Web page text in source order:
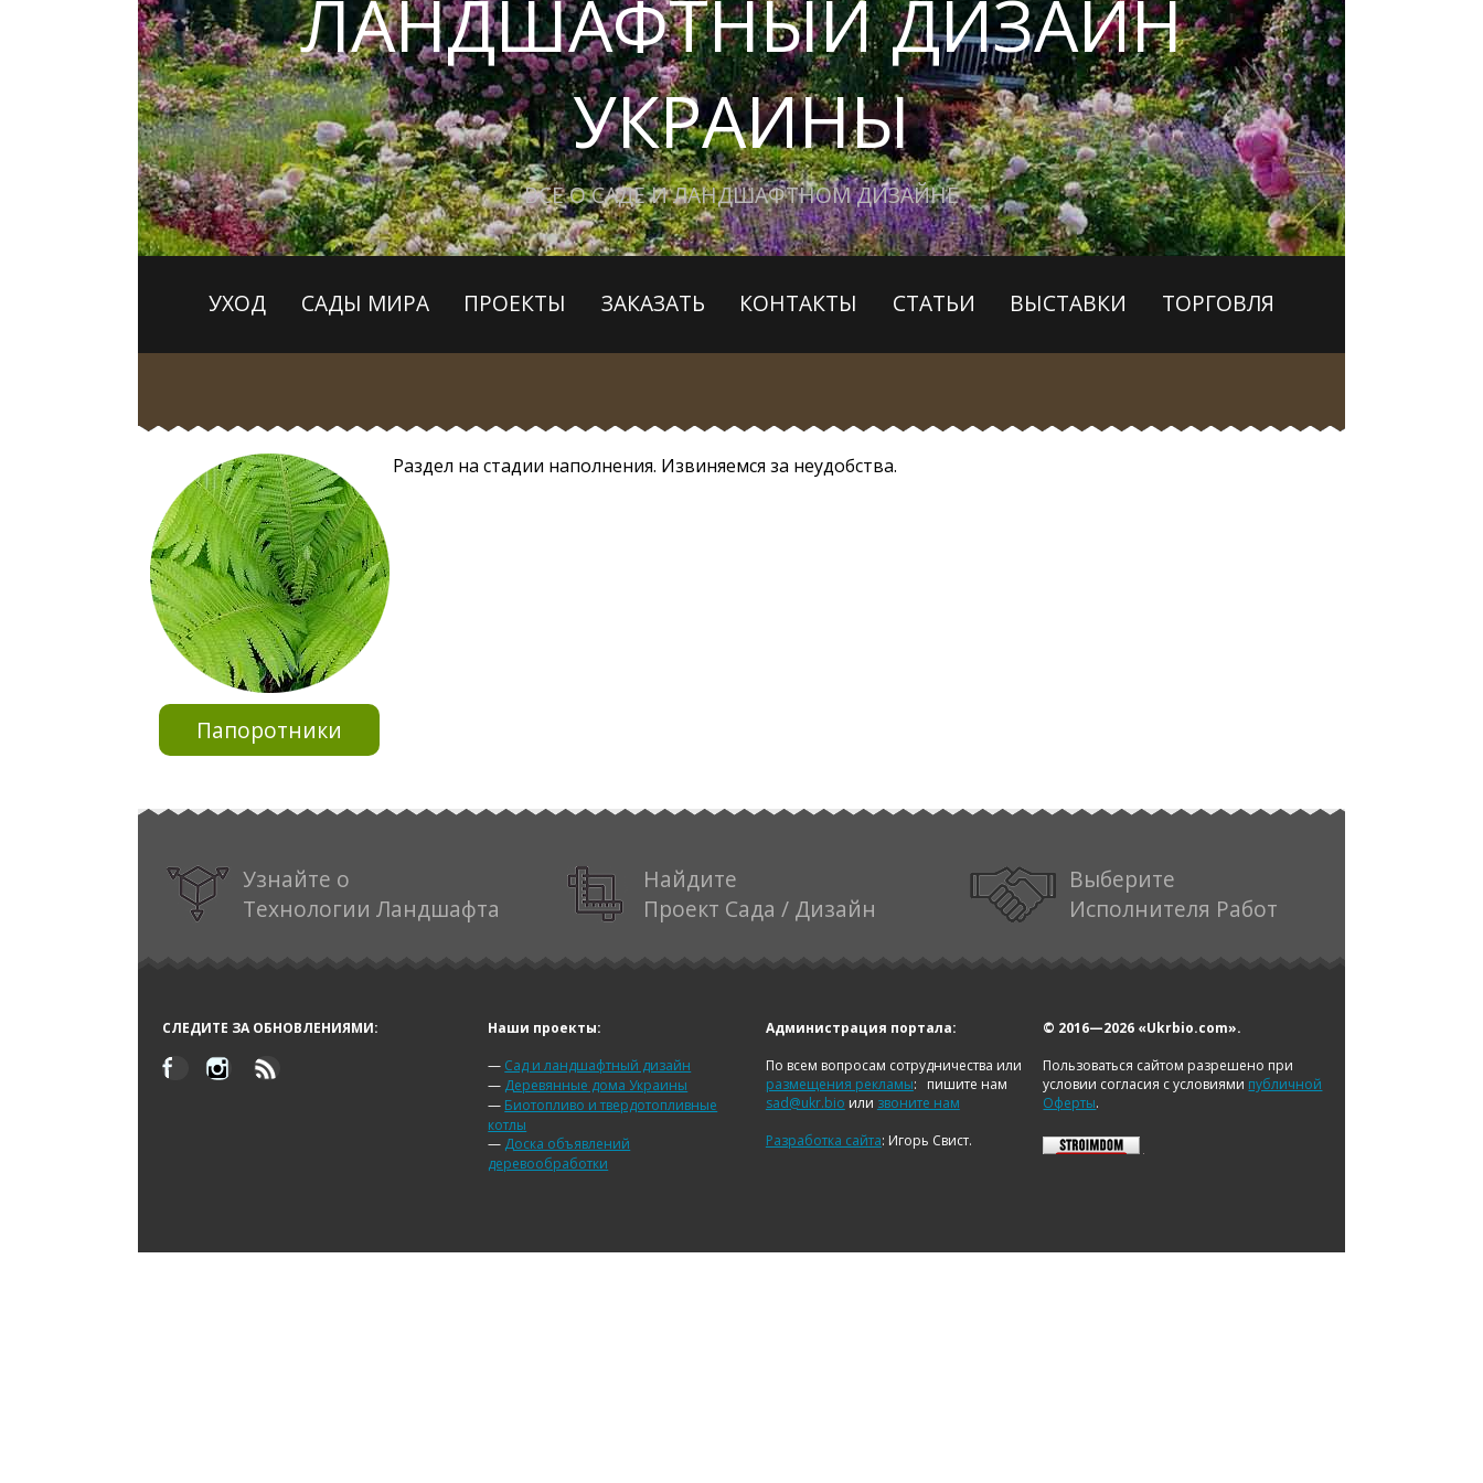
ЛАНДШАФТНЫЙ ДИЗАЙН
УКРАИНЫ
ВСЕ О САДЕ И ЛАНДШАФТНОМ ДИЗАЙНЕ
УХОД САДЫ МИРА ПРОЕКТЫ ЗАКАЗАТЬ КОНТАКТЫ СТАТЬИ ВЫСТАВКИ ТОРГОВЛЯ
Папоротники
Раздел на стадии наполнения. Извиняемся за неудобства.
Узнайте о
Технологии Ландшафта
Найдите
Проект Сада / Дизайн
Выберите
Исполнителя Работ
СЛЕДИТЕ ЗА ОБНОВЛЕНИЯМИ:
Наши проекты:
— Сад и ландшафтный дизайн
— Деревянные дома Украины
— Биотопливо и твердотопливные
котлы
— Доска объявлений
деревообработки
Администрация портала:
По всем вопросам сотрудничества или
размещения рекламы:
пишите нам
sad@ukr.bio или звоните нам
Разработка сайта: Игорь Свист.
© 2016—2026 «Ukrbio.com».
Пользоваться сайтом разрешено при
условии согласия с условиями публичной
Оферты.